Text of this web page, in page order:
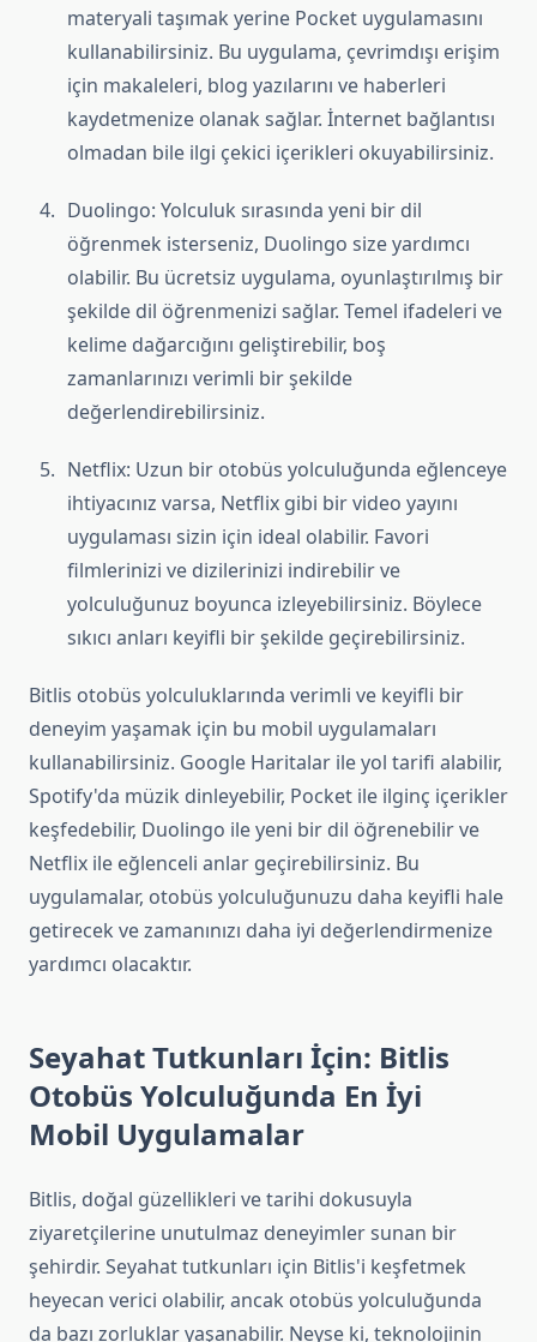
materyali taşımak yerine Pocket uygulamasını
kullanabilirsiniz. Bu uygulama, çevrimdışı erişim
için makaleleri, blog yazılarını ve haberleri
kaydetmenize olanak sağlar. İnternet bağlantısı
olmadan bile ilgi çekici içerikleri okuyabilirsiniz.
Duolingo: Yolculuk sırasında yeni bir dil
öğrenmek isterseniz, Duolingo size yardımcı
olabilir. Bu ücretsiz uygulama, oyunlaştırılmış bir
şekilde dil öğrenmenizi sağlar. Temel ifadeleri ve
kelime dağarcığını geliştirebilir, boş
zamanlarınızı verimli bir şekilde
değerlendirebilirsiniz.
Netflix: Uzun bir otobüs yolculuğunda eğlenceye
ihtiyacınız varsa, Netflix gibi bir video yayını
uygulaması sizin için ideal olabilir. Favori
filmlerinizi ve dizilerinizi indirebilir ve
yolculuğunuz boyunca izleyebilirsiniz. Böylece
sıkıcı anları keyifli bir şekilde geçirebilirsiniz.
Bitlis otobüs yolculuklarında verimli ve keyifli bir
deneyim yaşamak için bu mobil uygulamaları
kullanabilirsiniz. Google Haritalar ile yol tarifi alabilir,
Spotify'da müzik dinleyebilir, Pocket ile ilginç içerikler
keşfedebilir, Duolingo ile yeni bir dil öğrenebilir ve
Netflix ile eğlenceli anlar geçirebilirsiniz. Bu
uygulamalar, otobüs yolculuğunuzu daha keyifli hale
getirecek ve zamanınızı daha iyi değerlendirmenize
yardımcı olacaktır.
Seyahat Tutkunları İçin: Bitlis
Otobüs Yolculuğunda En İyi
Mobil Uygulamalar
Bitlis, doğal güzellikleri ve tarihi dokusuyla
ziyaretçilerine unutulmaz deneyimler sunan bir
şehirdir. Seyahat tutkunları için Bitlis'i keşfetmek
heyecan verici olabilir, ancak otobüs yolculuğunda
da bazı zorluklar yaşanabilir. Neyse ki, teknolojinin